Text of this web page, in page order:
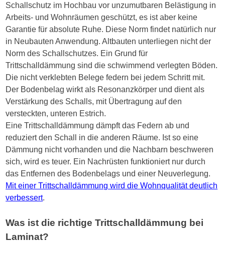
Schallschutz im Hochbau vor unzumutbaren Belästigung in
Arbeits- und Wohnräumen geschützt, es ist aber keine
Garantie für absolute Ruhe. Diese Norm findet natürlich nur
in Neubauten Anwendung. Altbauten unterliegen nicht der
Norm des Schallschutzes. Ein Grund für
Trittschalldämmung sind die schwimmend verlegten Böden.
Die nicht verklebten Belege federn bei jedem Schritt mit.
Der Bodenbelag wirkt als Resonanzkörper und dient als
Verstärkung des Schalls, mit Übertragung auf den
versteckten, unteren Estrich.
Eine Trittschalldämmung dämpft das Federn ab und
reduziert den Schall in die anderen Räume. Ist so eine
Dämmung nicht vorhanden und die Nachbarn beschweren
sich, wird es teuer. Ein Nachrüsten funktioniert nur durch
das Entfernen des Bodenbelags und einer Neuverlegung.
Mit einer Trittschalldämmung wird die Wohnqualität deutlich
verbessert.
Was ist die richtige Trittschalldämmung bei
Laminat?